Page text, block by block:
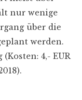
nur wenige
über die
werden.
4,- EUR